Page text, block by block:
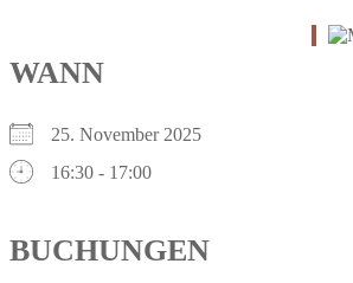
WANN
25. November 2025
16:30 - 17:00
BUCHUNGEN